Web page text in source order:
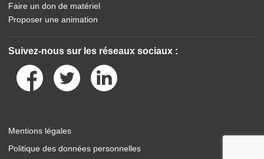
Faire un don de matériel
Proposer une animation
Suivez-nous sur les réseaux sociaux :
Mentions légales
Politique des données personnelles